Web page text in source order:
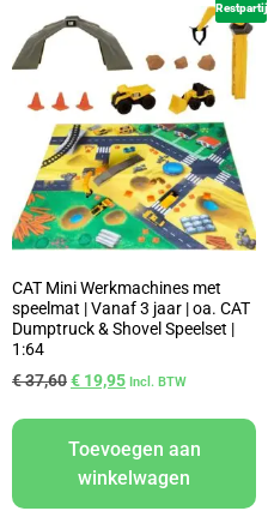
Restpartij
CAT Mini Werkmachines met
speelmat | Vanaf 3 jaar | oa. CAT
Dumptruck & Shovel Speelset |
1:64
€37,60€ 19,95 Incl. BTW
Toevoegen aan
winkelwagen